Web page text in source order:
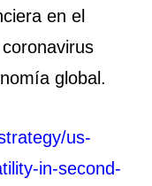
en el
global.
us-
in-second-